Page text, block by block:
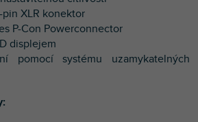
XLR konektor
P-Con Powerconnector
displejem
pomocí systému uzamykatelných